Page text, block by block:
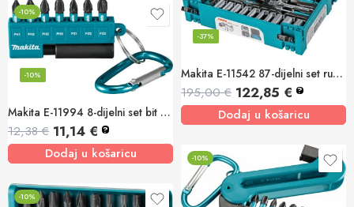
Makita E-11542 87-dijelni set ručnog alata, bit nastavaka MAKPAC
-37%
195,00€ 122,85 € ?
Dodaj u košaricu
-10%
Makita E-11994 8-dijelni set bit nastavaka Impact Black 1/4Hex
-10%
12,38€ 11,14 € ?
Dodaj u košaricu -10%
-10%